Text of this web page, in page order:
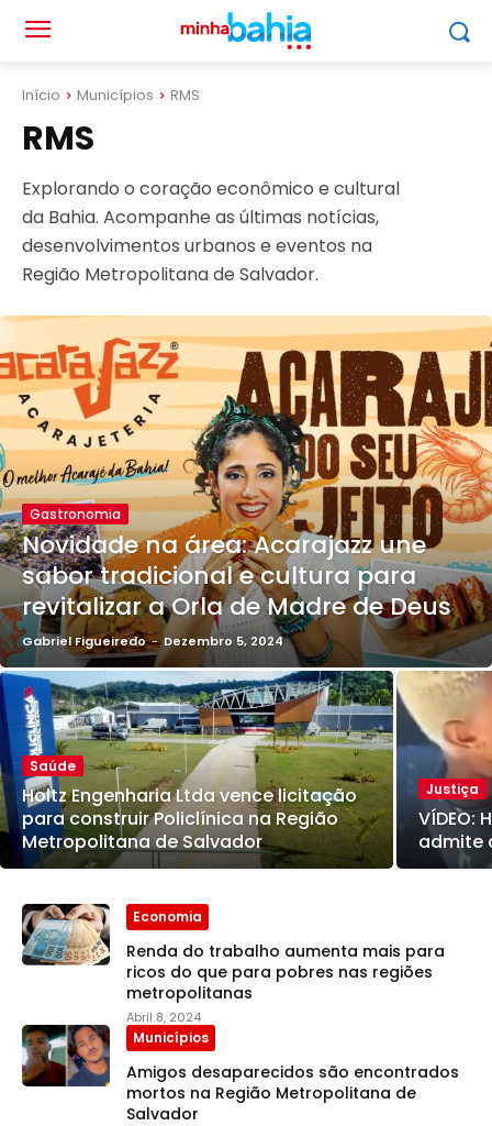
Início Municípios RMS
RMS
Explorando o coração econômico e cultural
da Bahia. Acompanhe as últimas notícias,
desenvolvimentos urbanos e eventos na
Região Metropolitana de Salvador.
Gastronomia
Novidade na área: Acarajazz une
sabor tradicional e cultura para
revitalizar a Orla de Madre de Deus
Gabriel Figueiredo - Dezembro 5, 2024
Saúde
Holtz Engenharia Ltda vence licitação
para construir Policlínica na Região
Metropolitana de Salvador
Justiça
VÍDEO:
admite
Economia
Renda do trabalho aumenta mais para
ricos do que para pobres nas regiões
metropolitanas
Abril 8, 2024
Municípios
Amigos desaparecidos são encontrados
mortos na Região Metropolitana de
Salvador